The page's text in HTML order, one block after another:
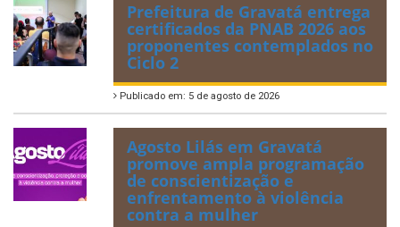
Prefeitura de Gravatá entrega
certificados da PNAB 2026 aos
proponentes contemplados no
Ciclo 2
Publicado em: 5 de agosto de 2026
Agosto Lilás em Gravatá
promove ampla programação
de conscientização e
enfrentamento à violência
contra a mulher